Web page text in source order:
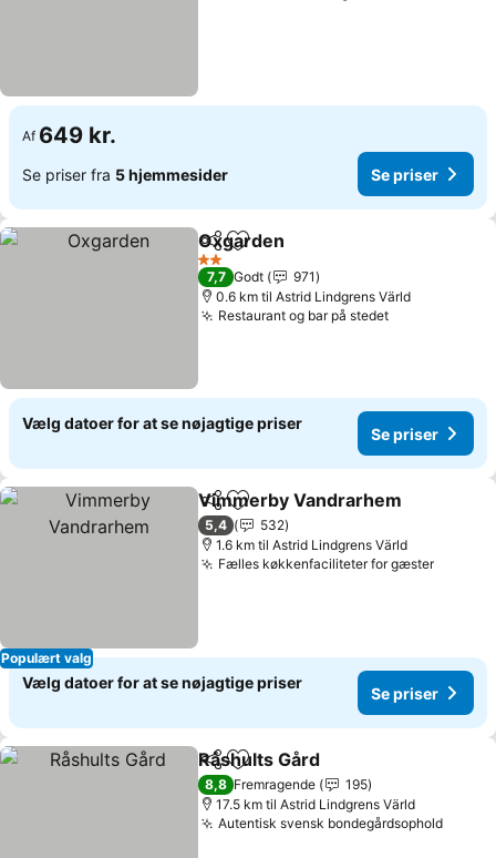
Af 649 kr.
Se priser fra 5 hjemmesider Se priser
Del Føj til favoritter
Oxgarden
2 Stjerner
7,7 Godt
971
0.6 km til Astrid Lindgrens Värld
Restaurant og bar på stedetSe priser
Vælg datoer for at se nøjagtige priser
Se priser
Populært valg
Del Føj til favoritter
Vimmerby Vandrarhem
5,4
532
1.6 km til Astrid Lindgrens Värld
Fælles køkkenfaciliteter for gæsterSe
Vælg datoer for at se nøjagtige priser
Se priser
Del Føj til favoritter
Råshults Gård
8,8 Fremragende
195
17.5 km til Astrid Lindgrens Värld
Autentisk svensk bondegårdsopholdSe